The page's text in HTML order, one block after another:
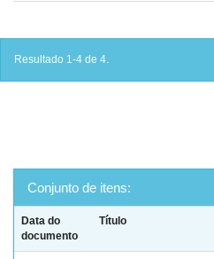
Resultado 1-4 de 4.
Conjunto de itens:
Data do
documento
Título